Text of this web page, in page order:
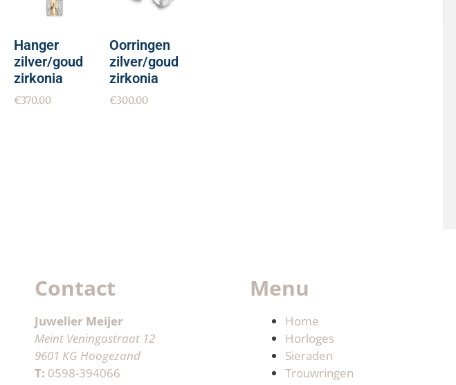
Hanger
zilver/goud
zirkonia
€370.00
Oorringen
zilver/goud
zirkonia
€300.00
Contact
Juwelier Meijer
Meint Veningastraat 12
9601 KG Hoogezand
T: 0598-394066
Menu
Home
Horloges
Sieraden
Trouwringen